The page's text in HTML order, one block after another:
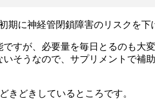
期に神経管閉鎖障害のリスクを下
すが、必要量を毎日とるのも大変
そうなので、サプリメントで補
きどきしているところです。